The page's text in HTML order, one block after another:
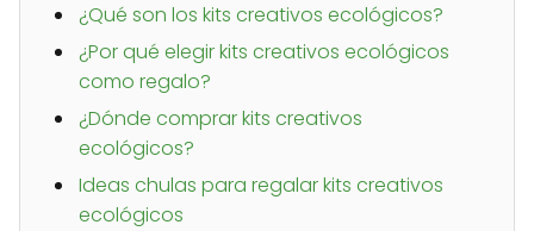
¿Qué son los kits creativos ecológicos?
¿Por qué elegir kits creativos ecológicos
como regalo?
¿Dónde comprar kits creativos
ecológicos?
Ideas chulas para regalar kits creativos
ecológicos